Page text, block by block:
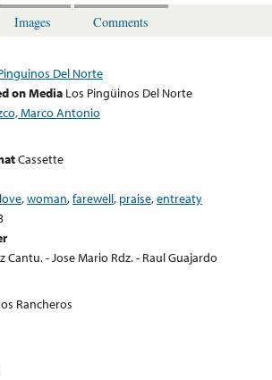
Images Comments
Del Norte
on Media Los Pingüinos Del Norte
Marco Antonio
Cassette
love,woman,farewell, praise,entreaty
Cantu. - Jose Mario Rdz. - Raul Guajardo
Rancheros